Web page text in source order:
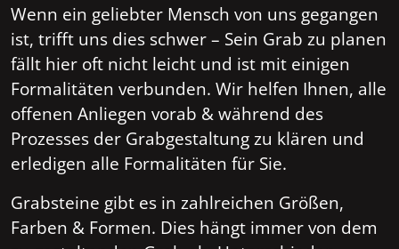
Wenn ein geliebter Mensch von uns gegangen
ist, trifft uns dies schwer – Sein Grab zu planen
fällt hier oft nicht leicht und ist mit einigen
Formalitäten verbunden. Wir helfen Ihnen, alle
offenen Anliegen vorab & während des
Prozesses der Grabgestaltung zu klären und
erledigen alle Formalitäten für Sie.
Grabsteine gibt es in zahlreichen Größen,
Farben & Formen. Dies hängt immer von dem